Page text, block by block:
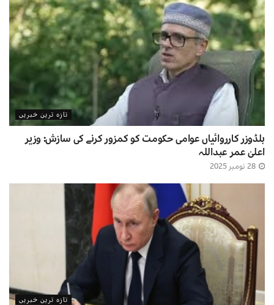
تازہ ترین خبریں
بلڈوزر کارروائیاں عوامی حکومت کو کمزور کرنے کی سازش: وزیر
اعلیٰ عمر عبداللہ
تازہ ترین خبریں